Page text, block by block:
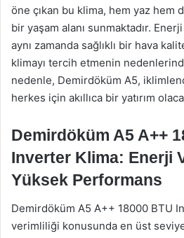
öne çıkan bu klima, hem yaz hem
bir yaşam alanı sunmaktadır.
aynı zamanda sağlıklı bir hava
klimayı tercih etmenin
nedenle, Demirdöküm A5,
herkes için akıllıca bir yatırım
Demirdöküm A5 A++
Inverter Klima: Enerji
Yüksek Performans
Demirdöküm A5 A++ 18000 BTU
verimliliği konusunda en üst